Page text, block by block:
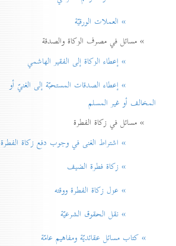
» العملات الورقيّة
» مسائل في مصرف الزكاة والصدقة
» إعطاء الزكاة إلی الفقير الهاشمي
» إعطاء الصدقات المستحبّة إلی الغنيّ أو
المخالف أو غير المسلم
» مسائل في زكاة الفطرة
» اشتراط الغنی في وجوب دفع زكاة الفطرة
» زكاة فطرة الضيف
» عزل زكاة الفطرة ووقته
» نقل الحقوق الشرعيّة
» كتاب مسائل عقائديّة ومفاهيم عامّة